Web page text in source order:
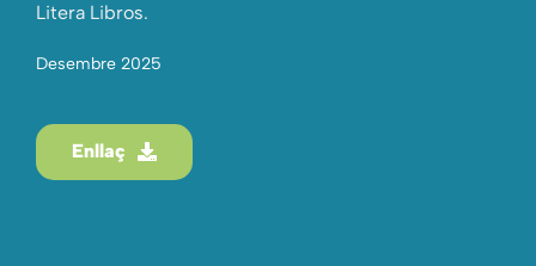
Litera Libros.
Desembre 2025
Enllaç